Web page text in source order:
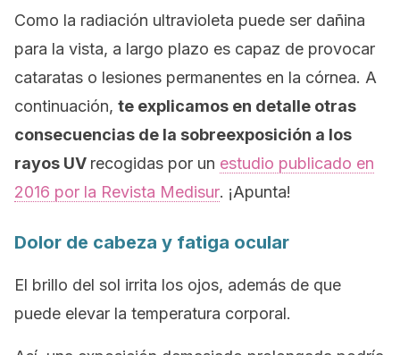
Como la radiación ultravioleta puede ser dañina
para la vista, a largo plazo es capaz de provocar
cataratas o lesiones permanentes en la córnea. A
continuación, te explicamos en detalle otras
consecuencias de la sobreexposición a los
rayos UV recogidas por un estudio publicado en
2016 por la Revista Medisur. ¡Apunta!
Dolor de cabeza y fatiga ocular
El brillo del sol irrita los ojos, además de que
puede elevar la temperatura corporal.